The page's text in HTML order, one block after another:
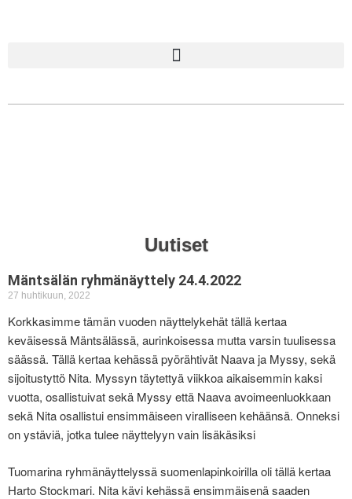
Uutiset
Mäntsälän ryhmänäyttely 24.4.2022
27 huhtikuun, 2022
Korkkasimme tämän vuoden näyttelykehät tällä kertaa
keväisessä Mäntsälässä, aurinkoisessa mutta varsin tuulisessa
säässä. Tällä kertaa kehässä pyörähtivät Naava ja Myssy, sekä
sijoitustyttö Nita. Myssyn täytettyä viikkoa aikaisemmin kaksi
vuotta, osallistuivat sekä Myssy että Naava avoimeenluokkaan
sekä Nita osallistui ensimmäiseen viralliseen kehäänsä. Onneksi
on ystäviä, jotka tulee näyttelyyn vain lisäkäsiksi
Tuomarina ryhmänäyttelyssä suomenlapinkoirilla oli tällä kertaa
Harto Stockmari. Nita kävi kehässä ensimmäisenä saaden